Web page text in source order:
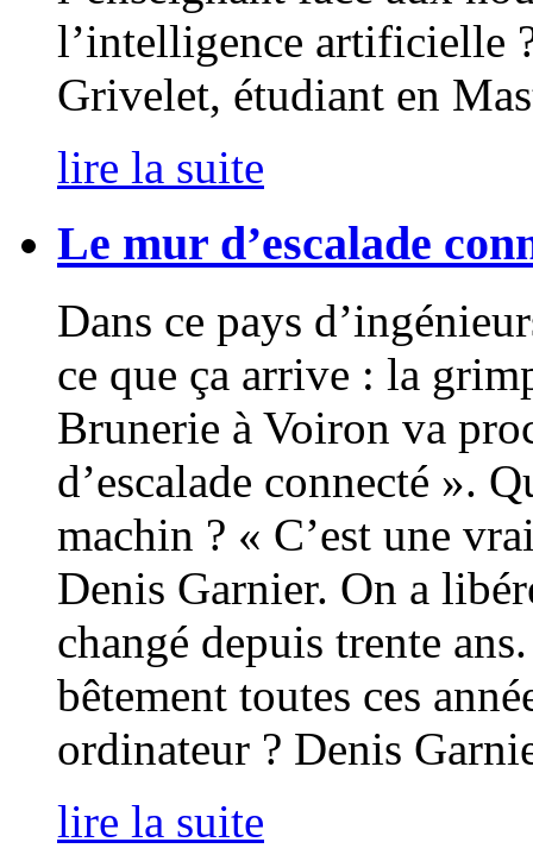
l’intelligence artificielle
Grivelet, étudiant en
lire la suite
Le mur d’escalade
Dans ce pays
ce que ça arrive : la
Brunerie à Voiron va
d’escalade connecté ».
machin ? « C’est une
Denis Garnier. On a
changé depuis trente
bêtement toutes ces
ordinateur ? Denis
lire la suite